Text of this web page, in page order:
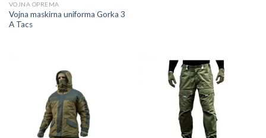
VOJNA OPREMA
Vojna maskirna uniforma Gorka 3
A Tacs